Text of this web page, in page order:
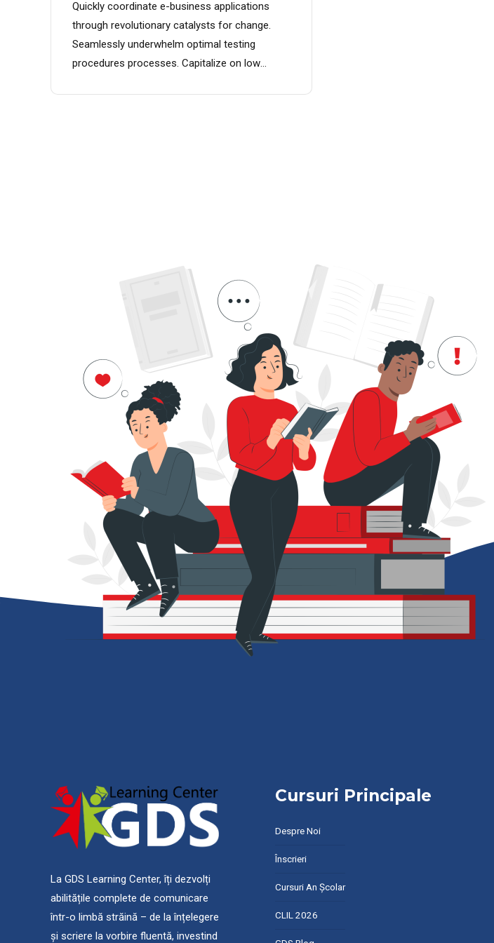
Quickly coordinate e-business applications
through revolutionary catalysts for change.
Seamlessly underwhelm optimal testing
procedures processes. Capitalize on low
La GDS Learning Center, îți dezvolți
abilitățile complete de comunicare
într-o limbă străină – de la înțelegere
și scriere la vorbire fluentă, investind
Cursuri Principale
Despre Noi
Înscrieri
Cursuri An Școlar
CLIL 2026